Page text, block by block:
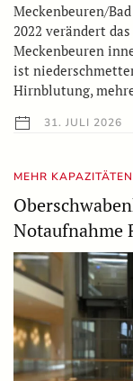
Meckenbeuren/
2022 verändert
Meckenbeuren
ist
Hirnblutung,
31. JULI 2026
MEHR
Notaufnahme